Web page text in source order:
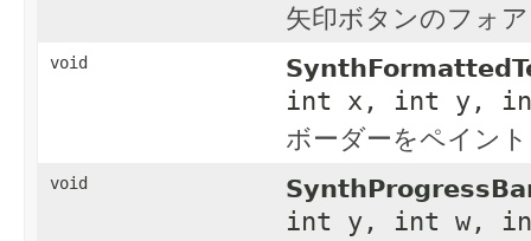
矢印ボタンのフォ
void
int x, int y,
ボーダーをペイン
void
int y, int w,